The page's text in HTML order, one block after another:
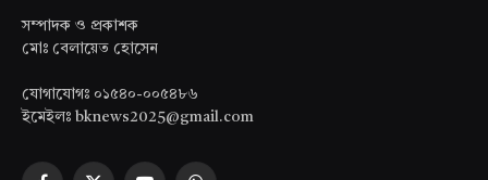
সম্পাদক ও প্রকাশক
মোঃ বেলায়েত হোসেন
যোগাযোগঃ ০১৫৪০-০০৫৪৮৬
ইমেইলঃ bknews2025@gmail.com